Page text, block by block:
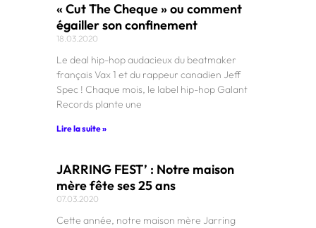
« Cut The Cheque » ou comment
égailler son confinement
18.03.2020
Le deal hip-hop audacieux du beatmaker
français Vax 1 et du rappeur canadien Jeff
Spec ! Chaque mois, le label hip-hop Galant
Records plante une
Lire la suite »
JARRING FEST’ : Notre maison
mère fête ses 25 ans
07.03.2020
Cette année, notre maison mère Jarring